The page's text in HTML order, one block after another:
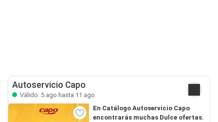
Autoservicio Capo
Válido: 5 ago hasta 11 ago
En Catálogo Autoservicio Capo
encontrarás muchas Dulce ofertas.